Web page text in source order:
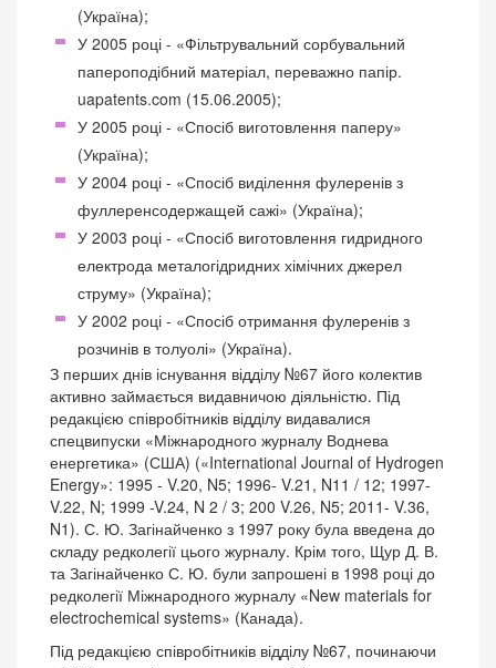
(Україна);
У 2005 році - «Фільтрувальний сорбувальний
папероподібний матеріал, переважно папір.
uapatents.com (15.06.2005);
У 2005 році - «Спосіб виготовлення паперу»
(Україна);
У 2004 році - «Спосіб виділення фулеренів з
фуллеренсодержащей сажі» (Україна);
У 2003 році - «Спосіб виготовлення гидридного
електрода металогідридних хімічних джерел
струму» (Україна);
У 2002 році - «Спосіб отримання фулеренів з
розчинів в толуолі» (Україна).
З перших днів існування відділу №67 його колектив
активно займається видавничою діяльністю. Під
редакцією співробітників відділу видавалися
спецвипуски «Міжнародного журналу Воднева
енергетика» (США) («International Journal of Hydrogen
Energy»: 1995 - V.20, N5; 1996- V.21, N11 / 12; 1997-
V.22, N; 1999 -V.24, N 2 / 3; 200 V.26, N5; 2011- V.36,
N1). С. Ю. Загінайченко з 1997 року була введена до
складу редколегії цього журналу. Крім того, Щур Д. В.
та Загінайченко С. Ю. були запрошені в 1998 році до
редколегії Міжнародного журналу «New materials for
electrochemical systems» (Канада).
Під редакцією співробітників відділу №67, починаючи